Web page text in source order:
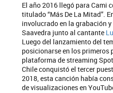
El año 2016 llegó para Cami
titulado “Más De La Mitad”.
involucrado en la grabación
Saavedra junto al cantante
Luego del lanzamiento del
posicionarse en los primeros
plataforma de streaming
Chile conquistó el tercer
2018, esta canción había
de visualizaciones en